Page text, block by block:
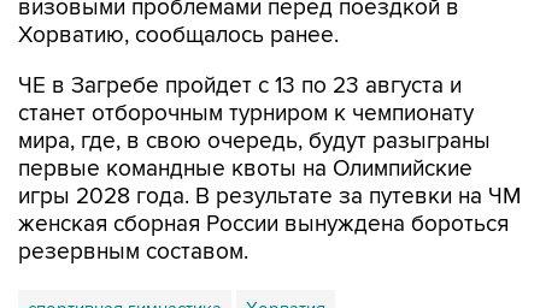
визовыми проблемами перед поездкой в
Хорватию, сообщалось ранее.
ЧЕ в Загребе пройдет с 13 по 23 августа и
станет отборочным турниром к чемпионату
мира, где, в свою очередь, будут разыграны
первые командные квоты на Олимпийские
игры 2028 года. В результате за путевки на ЧМ
женская сборная России вынуждена бороться
резервным составом.